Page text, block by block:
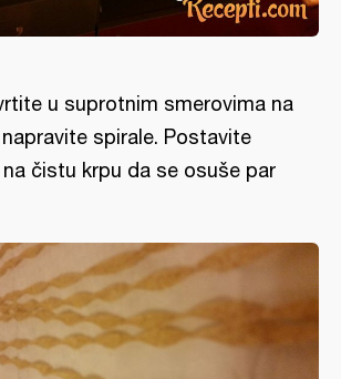
u suprotnim smerovima na
spirale. Postavite
čistu krpu da se osuše par